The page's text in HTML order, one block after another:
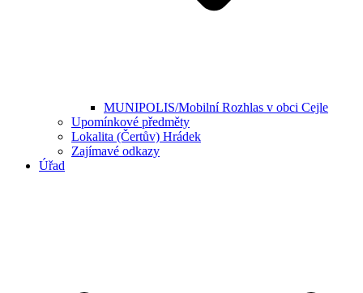
MUNIPOLIS/Mobilní Rozhlas v obci Cejle
Upomínkové předměty
Lokalita (Čertův) Hrádek
Zajímavé odkazy
Úřad